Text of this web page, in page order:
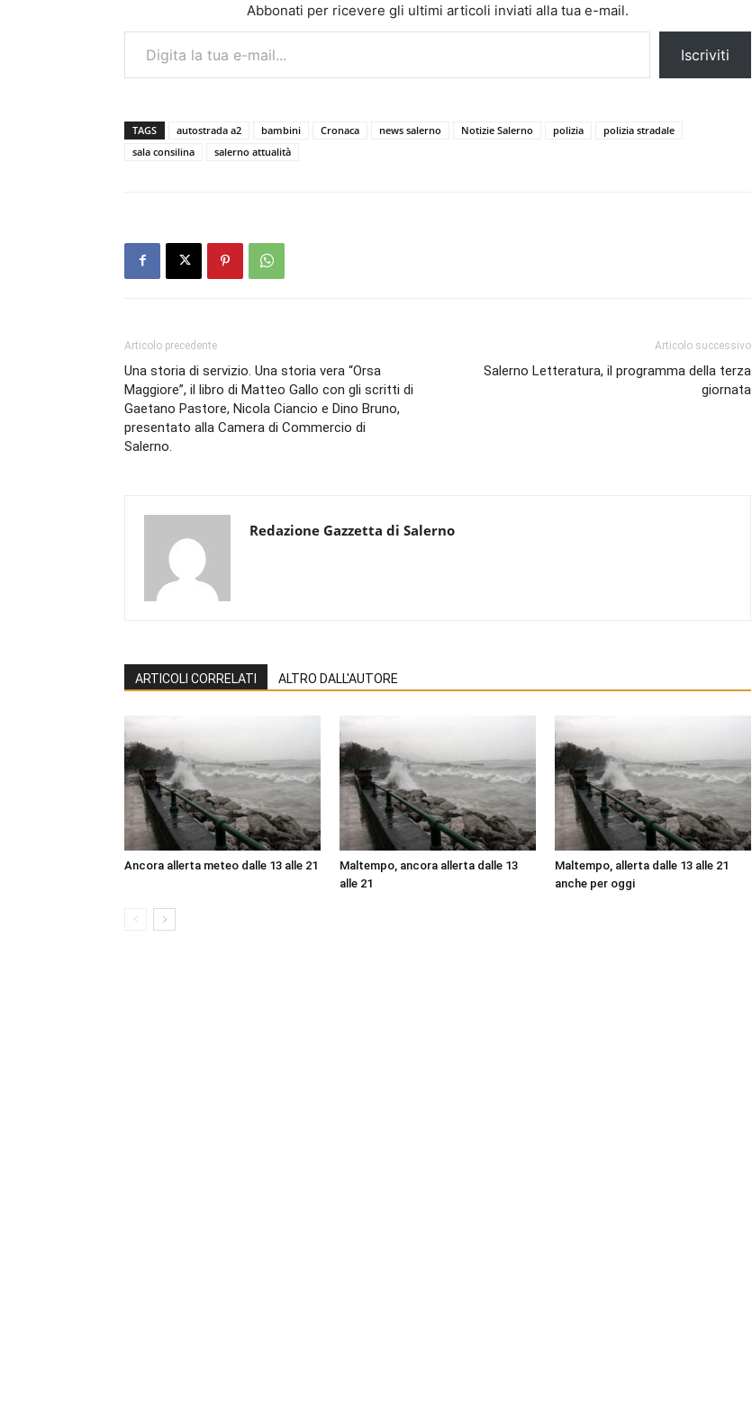
Abbonati per ricevere gli ultimi articoli inviati alla tua e-mail.
Digita la tua e-mail...
Iscriviti
TAGS autostrada a2 bambini Cronaca news salerno Notizie Salerno polizia
polizia stradale
sala consilina
salerno attualità
Articolo precedente
Una storia di servizio. Una storia vera “Orsa
Maggiore”, il libro di Matteo Gallo con gli scritti di
Gaetano Pastore, Nicola Ciancio e Dino Bruno,
presentato alla Camera di Commercio di
Salerno.
Articolo successivo
Salerno Letteratura, il programma della terza
giornata
Redazione Gazzetta di Salerno
ARTICOLI CORRELATI ALTRO DALL'AUTORE
Ancora allerta meteo dalle 13 alle 21
Maltempo, ancora allerta dalle 13
alle 21
Maltempo, allerta dalle 13 alle 21
anche per oggi